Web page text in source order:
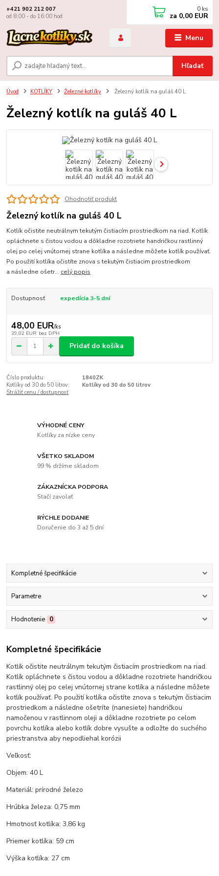
Menu
Hľadať
+421 902 212 007
od 8:00 - do 16:00 hod
0 ks
za 0,00 EUR
Úvod KOTLÍKY Železné kotlíky Železný kotlík na guláš 40 L
Železný kotlík na guláš 40 L
Ohodnotiť produkt
Železný kotlík na guláš 40 L
Kotlík očistite neutrálnym tekutým čistiacím prostriedkom na riad. Kotlík
opláchnete s čistou vodou a dôkladne rozotriete handričkou rastlinný
olej po celej vnútornej strane kotlíka a následne môžete kotlík používať.
Po použití kotlíka očistíte znova s tekutým čistiacim prostriedkom
a následne ošetr... celý popis
Dostupnosť expedícia 3-5 dní
48,00 EUR/ks
39,02 EUR bez DPH
Pridať do košíka
Číslo produktu:
1840ZK
Kotlíky od 30 do 50 litrov:
Kotlíky od 30 do 50 litrov
Strážiť cenu / dostupnosť
VÝHODNÉ CENY
Kotlíky za nízke ceny
VŠETKO SKLADOM
99 % držíme skladom
ZÁKAZNÍCKA PODPORA
Stačí zavolať
RÝCHLE DODANIE
Doručenie do 3 až 5 dní
Kompletné špecifikácie
Parametre
Hodnotenie 0
Kompletné špecifikácie
Kotlík očistite neutrálnym tekutým čistiacím prostriedkom na riad.
Kotlík opláchnete s čistou vodou a dôkladne rozotriete handričkou
rastlinný olej po celej vnútornej strane kotlíka a následne môžete
kotlík používať. Po použití kotlíka očistíte znova s tekutým čistiacim
prostriedkom a následne ošetríte (nanesiete) handričkou
namočenou v rastlinnom oleji a dôkladne rozotriete po celom
povrchu kotlíka alebo kotlík dobre vysušte a odložte do suchého
priestranstva aby nepodliehal korózii
Veľkosť:
Objem: 40 L
Materiál: prírodné železo
Hrúbka železa: 0,75 mm
Hmotnosť kotlíka: 3,86 kg
Priemer kotlíka: 59 cm
Výška kotlíka: 27 cm